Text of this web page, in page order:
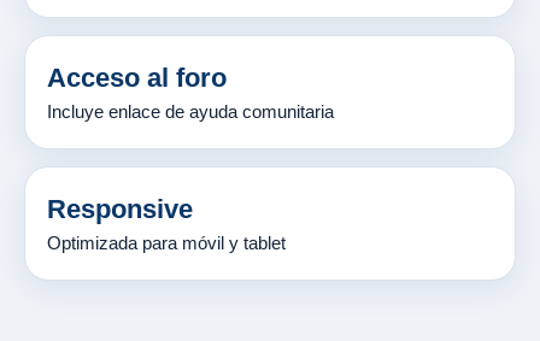
Acceso al foro
Incluye enlace de ayuda comunitaria
Responsive
Optimizada para móvil y tablet